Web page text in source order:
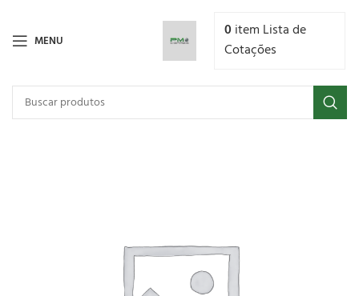
MENU 0 item Lista de
Cotações